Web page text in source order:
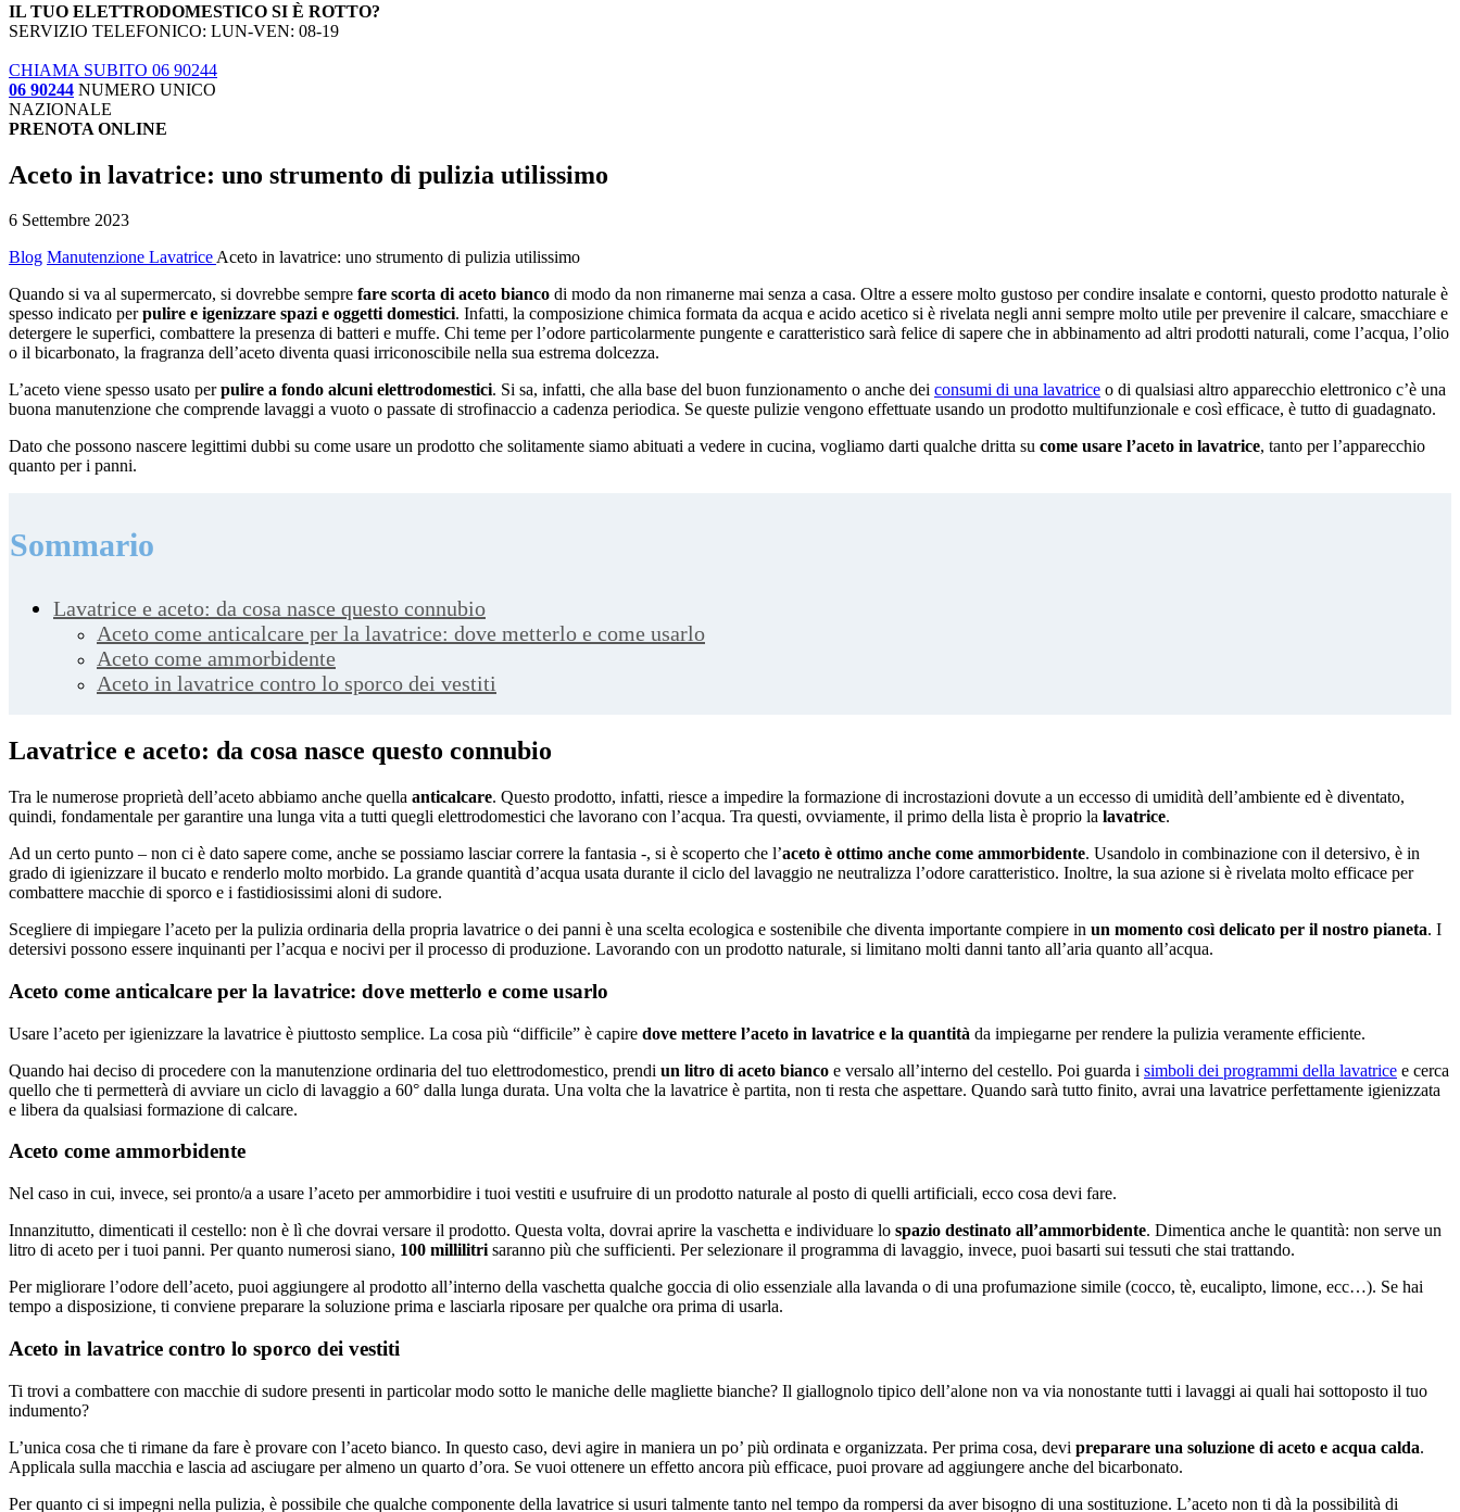
IL TUO ELETTRODOMESTICO SI È ROTTO?
SERVIZIO TELEFONICO: LUN-VEN: 08-19
CHIAMA SUBITO 06 90244
06 90244 NUMERO UNICO
NAZIONALE
PRENOTA ONLINE
Aceto in lavatrice: uno strumento di pulizia utilissimo
6 Settembre 2023
Blog Manutenzione LavatriceAceto in lavatrice: uno strumento di pulizia utilissimo
Quando si va al supermercato, si dovrebbe sempre fare scorta di aceto bianco di modo da non rimanerne mai senza a casa. Oltre a essere molto gustoso per condire insalate e contorni, questo prodotto naturale è
spesso indicato perpulire e igenizzare spazi e oggetti domestici. Infatti, la composizione chimica formata da acqua e acido acetico si è rivelata negli anni sempre molto utile per prevenire il calcare, smacchiare e
detergere le superfici, combattere la presenza di batteri e muffe. Chi teme per l’odore particolarmente pungente e caratteristico sarà felice di sapere che in abbinamento ad altri prodotti naturali, come l’acqua, l’olio
o il bicarbonato, la fragranza dell’aceto diventa quasi irriconoscibile nella sua estrema dolcezza.
L’aceto viene spesso usato perpulire a fondo alcuni elettrodomestici. Si sa, infatti, che alla base del buon funzionamento o anche dei consumi di una lavatrice o di qualsiasi altro apparecchio elettronico c’è una
buona manutenzione che comprende lavaggi a vuoto o passate di strofinaccio a cadenza periodica. Se queste pulizie vengono effettuate usando un prodotto multifunzionale e così efficace, è tutto di guadagnato.
Dato che possono nascere legittimi dubbi su come usare un prodotto che solitamente siamo abituati a vedere in cucina, vogliamo darti qualche dritta su come usare l’aceto in lavatrice, tanto per l’apparecchio
quanto per i panni.
Sommario
Lavatrice e aceto: da cosa nasce questo connubio
Aceto come anticalcare per la lavatrice: dove metterlo e come usarlo
Aceto come ammorbidente
Aceto in lavatrice contro lo sporco dei vestiti
Lavatrice e aceto: da cosa nasce questo connubio
Tra le numerose proprietà dell’aceto abbiamo anche quella anticalcare. Questo prodotto, infatti, riesce a impedire la formazione di incrostazioni dovute a un eccesso di umidità dell’ambiente ed è diventato,
quindi, fondamentale per garantire una lunga vita a tutti quegli elettrodomestici che lavorano con l’acqua. Tra questi, ovviamente, il primo della lista è proprio la lavatrice.
Ad un certo punto – non ci è dato sapere come, anche se possiamo lasciar correre la fantasia -, si è scoperto che l’aceto è ottimo anche come ammorbidente. Usandolo in combinazione con il detersivo, è in
grado di igienizzare il bucato e renderlo molto morbido. La grande quantità d’acqua usata durante il ciclo del lavaggio ne neutralizza l’odore caratteristico. Inoltre, la sua azione si è rivelata molto efficace per
combattere macchie di sporco e i fastidiosissimi aloni di sudore.
Scegliere di impiegare l’aceto per la pulizia ordinaria della propria lavatrice o dei panni è una scelta ecologica e sostenibile che diventa importante compiere in un momento così delicato per il nostro pianeta. I
detersivi possono essere inquinanti per l’acqua e nocivi per il processo di produzione. Lavorando con un prodotto naturale, si limitano molti danni tanto all’aria quanto all’acqua.
Aceto come anticalcare per la lavatrice: dove metterlo e come usarlo
Usare l’aceto per igienizzare la lavatrice è piuttosto semplice. La cosa più “difficile” è capire dove mettere l’aceto in lavatrice e la quantità da impiegarne per rendere la pulizia veramente efficiente.
Quando hai deciso di procedere con la manutenzione ordinaria del tuo elettrodomestico, prendi un litro di aceto bianco e versalo all’interno del cestello. Poi guarda i simboli dei programmi della lavatrice e cerca
quello che ti permetterà di avviare un ciclo di lavaggio a 60° dalla lunga durata. Una volta che la lavatrice è partita, non ti resta che aspettare. Quando sarà tutto finito, avrai una lavatrice perfettamente igienizzata
e libera da qualsiasi formazione di calcare.
Aceto come ammorbidente
Nel caso in cui, invece, sei pronto/a a usare l’aceto per ammorbidire i tuoi vestiti e usufruire di un prodotto naturale al posto di quelli artificiali, ecco cosa devi fare.
Innanzitutto, dimenticati il cestello: non è lì che dovrai versare il prodotto. Questa volta, dovrai aprire la vaschetta e individuare lo spazio destinato all’ammorbidente. Dimentica anche le quantità: non serve un
litro di aceto per i tuoi panni. Per quanto numerosi siano, 100 millilitri saranno più che sufficienti. Per selezionare il programma di lavaggio, invece, puoi basarti sui tessuti che stai trattando.
Per migliorare l’odore dell’aceto, puoi aggiungere al prodotto all’interno della vaschetta qualche goccia di olio essenziale alla lavanda o di una profumazione simile (cocco, tè, eucalipto, limone, ecc…). Se hai
tempo a disposizione, ti conviene preparare la soluzione prima e lasciarla riposare per qualche ora prima di usarla.
Aceto in lavatrice contro lo sporco dei vestiti
Ti trovi a combattere con macchie di sudore presenti in particolar modo sotto le maniche delle magliette bianche? Il giallognolo tipico dell’alone non va via nonostante tutti i lavaggi ai quali hai sottoposto il tuo
indumento?
L’unica cosa che ti rimane da fare è provare con l’aceto bianco. In questo caso, devi agire in maniera un po’ più ordinata e organizzata. Per prima cosa, devi preparare una soluzione di aceto e acqua calda.
Applicala sulla macchia e lascia ad asciugare per almeno un quarto d’ora. Se vuoi ottenere un effetto ancora più efficace, puoi provare ad aggiungere anche del bicarbonato.
Per quanto ci si impegni nella pulizia, è possibile che qualche componente della lavatrice si usuri talmente tanto nel tempo da rompersi da aver bisogno di una sostituzione. L’aceto non ti dà la possibilità di